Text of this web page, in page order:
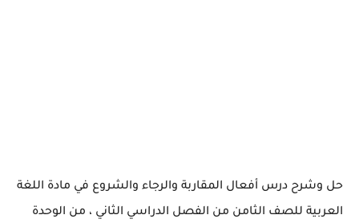
حل وشرح درس أفعال المقاربة والرجاء والشروع في مادة اللغة
العربية للصف الثامن من الفصل الدراسي الثاني ، من الوحدة